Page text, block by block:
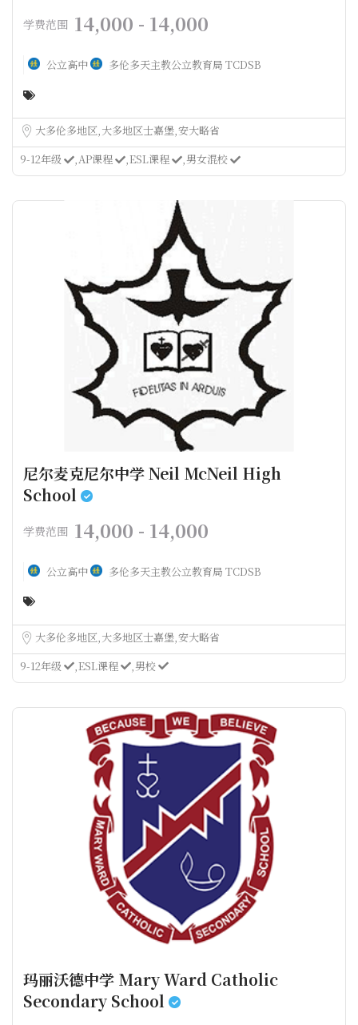
学费范围 14,000 - 14,000
公立高中 多伦多天主教公立教育局 TCDSB
大多伦多地区大多地区士嘉堡安大略省
9-12年级
AP课程 ESL课程 男女混校
尼尔麦克尼尔中学 Neil McNeil High
School
学费范围 14,000 - 14,000
公立高中 多伦多天主教公立教育局 TCDSB
大多伦多地区 大多地区士嘉堡 安大略省
9-12年级
ESL课程 男校
玛丽沃德中学 Mary Ward Catholic
Secondary School